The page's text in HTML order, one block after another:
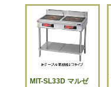
MIT-SL33D マルゼ